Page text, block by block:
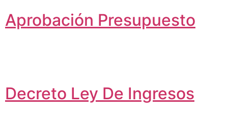
Aprobación Presupuesto
Decreto Ley De Ingresos